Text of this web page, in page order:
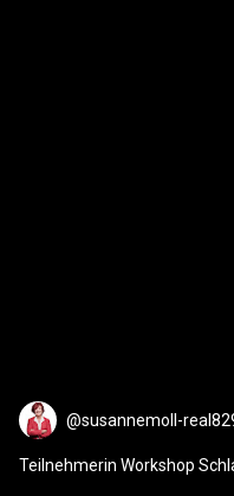
@susannemoll-
Teilnehmerin Workshop